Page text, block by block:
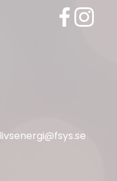
livsenergi@fsys.se